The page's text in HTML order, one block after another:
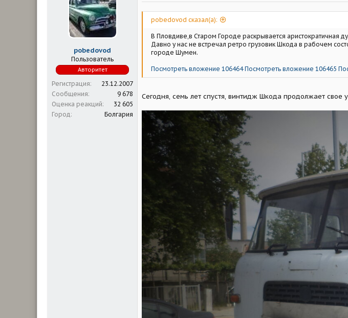
а
л
а
pobedovod
Пользователь
Авторитет
Регистрация
23.12.2007
Сообщения
9 678
Оценка реакций
32 605
Город
Болгария
pobedovod сказал(а):
В Пловдиве,в Старом Городе раскрывается аристократичная
Давно у нас не встречал ретро грузовик Шкода в рабочем
городе Шумен.
Посмотреть вложение 106464 Посмотреть вложение 106465
Сегодня, семь лет спустя, винтидж Шкода продолжает свое